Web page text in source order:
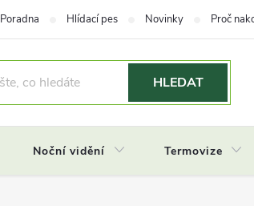
Poradna Hlídací pes Novinky Proč
HLEDAT
Noční vidění Termovize